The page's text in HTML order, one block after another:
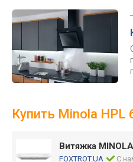
Купить Minola HPL
Витяжка
FOXTROT.UA С